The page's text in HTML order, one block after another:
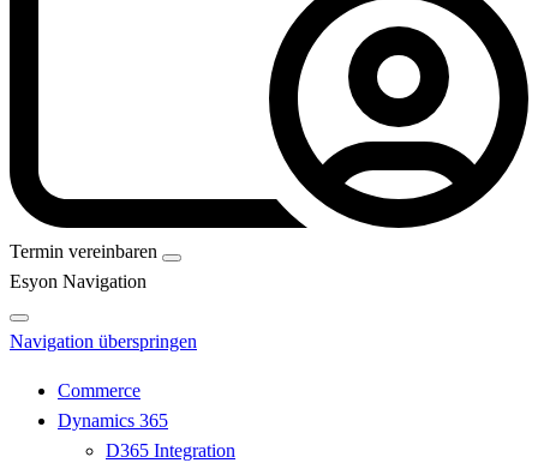
Termin vereinbaren
Esyon Navigation
Navigation überspringen
Commerce
Dynamics 365
D365 Integration